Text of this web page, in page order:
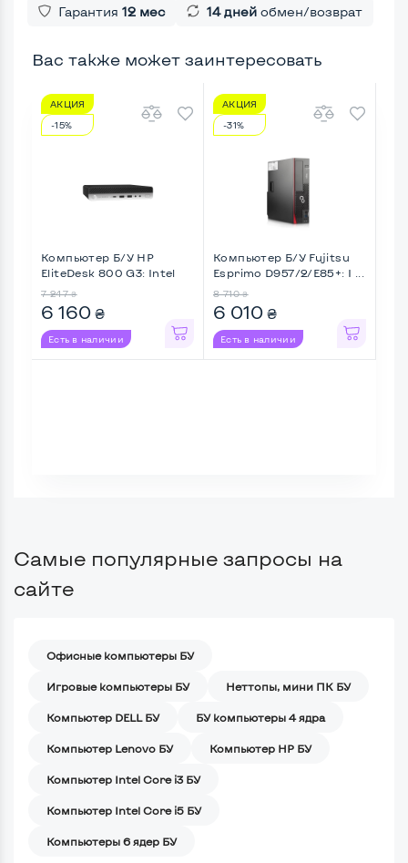
Гарантия 12 мес 14 дней обмен/возврат
Вас также может заинтересовать
АКЦИЯ
-15%
Компьютер Б/У HP
EliteDesk 800 G3: Intel
7 247 ₴
6 160 ₴
Есть в наличии
АКЦИЯ
-31%
Компьютер Б/У Fujitsu
Esprimo D957/2/E85+: I ...
8 710 ₴
6 010 ₴
Есть в наличии
Самые популярные запросы на
сайте
Офисные компьютеры БУ
Игровые компьютеры БУ Неттопы, мини ПК БУ
Компьютер DELL БУ БУ компьютеры 4 ядра
Компьютер Lenovo БУ Компьютер HP БУ
Компьютер Intel Core i3 БУ
Компьютер Intel Core i5 БУ
Компьютеры 6 ядер БУ